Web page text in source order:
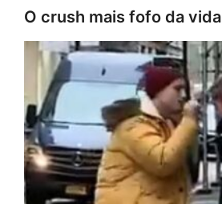
O crush mais fofo da vida